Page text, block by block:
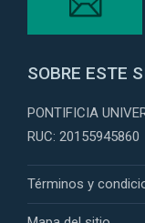
SOBRE ESTE
PONTIFICIA
RUC: 20155945860
Términos y